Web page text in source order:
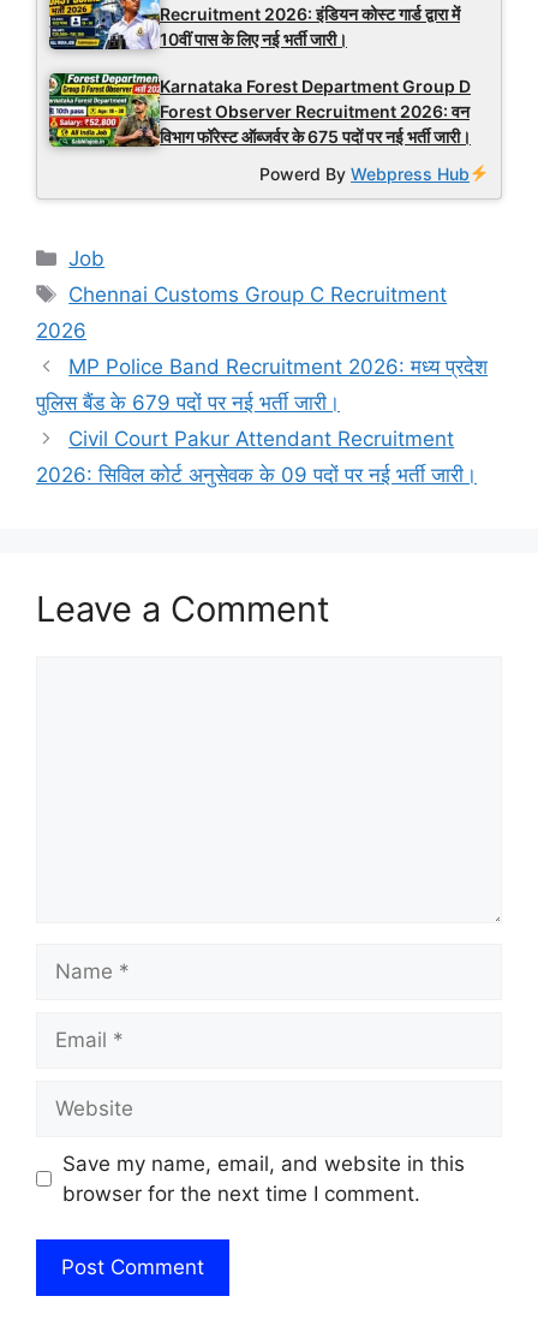
Recruitment 2026: इंडियन कोस्ट गार्ड द्वारा में
10वीं पास के लिए नई भर्ती जारी।
Karnataka Forest Department Group D
Forest Observer Recruitment 2026: वन
विभाग फॉरेस्ट ऑब्जर्वर के 675 पदों पर नई भर्ती जारी।
Powerd ByWebpress Hub
Categories
Job
Tags
Chennai Customs Group C Recruitment
2026
MP Police Band Recruitment 2026: मध्य प्रदेश
पुलिस बैंड के 679 पदों पर नई भर्ती जारी।
Civil Court Pakur Attendant Recruitment
2026: सिविल कोर्ट अनुसेवक के 09 पदों पर नई भर्ती जारी।
Leave a Comment
Save my name, email, and website in this
browser for the next time I comment.